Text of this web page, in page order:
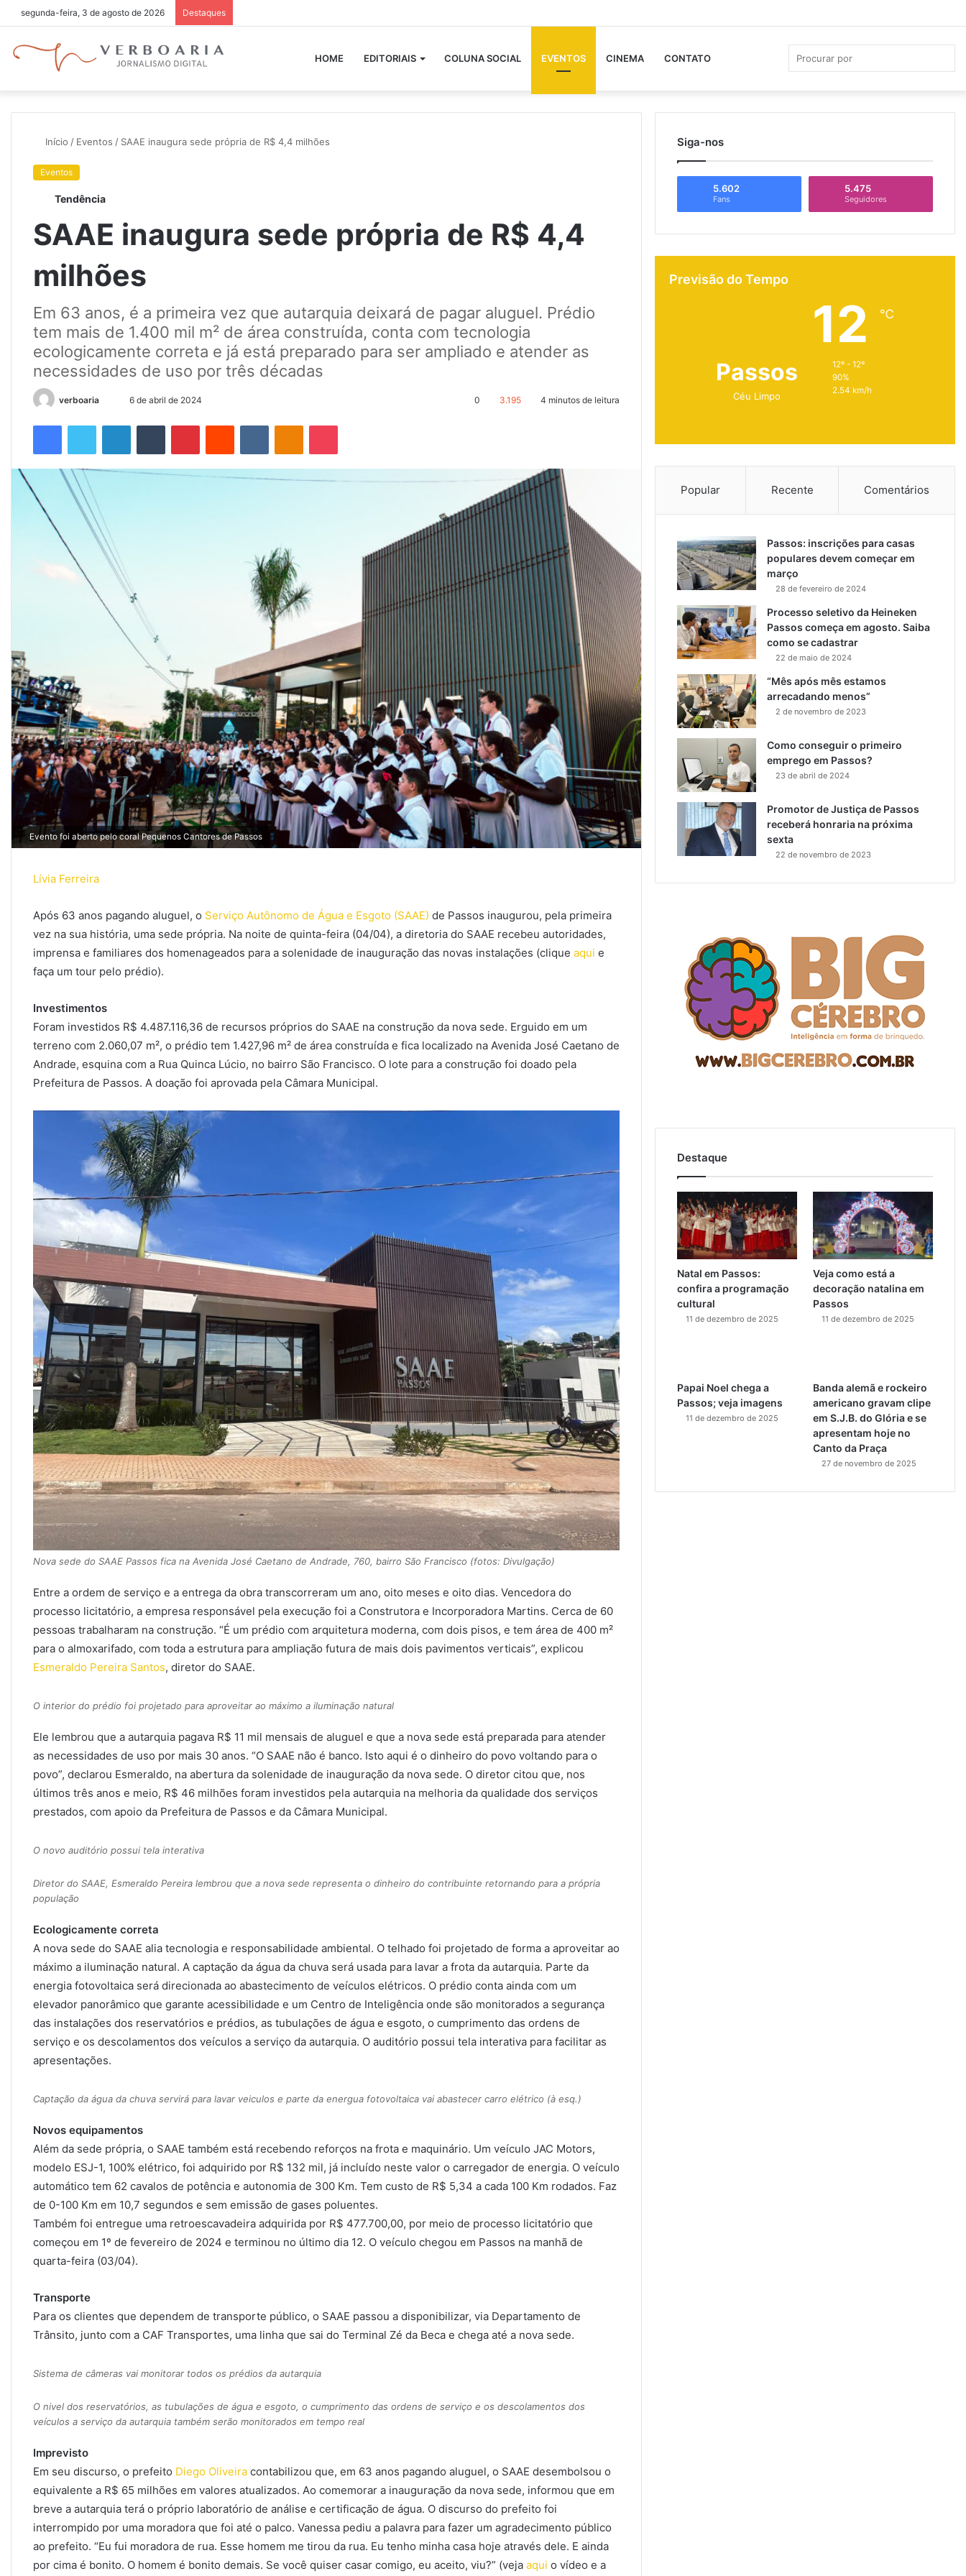
segunda-feira, 3 de agosto de 2026 Destaques
HOME EDITORIAIS COLUNA SOCIAL EVENTOS CINEMA CONTATO
Início / Eventos / SAAE inaugura sede própria de R$ 4,4 milhões
Eventos
Tendência
SAAE inaugura sede própria de R$ 4,4
milhões
Em 63 anos, é a primeira vez que autarquia deixará de pagar aluguel. Prédio
tem mais de 1.400 mil m² de área construída, conta com tecnologia
ecologicamente correta e já está preparado para ser ampliado e atender as
necessidades de uso por três décadas
verboaria
d
e
-
m
a
6 de abril de 2024 0 3.195 4 minutos de leitura
Evento foi aberto pelo coral Pequenos Cantores de Passos
Lívia Ferreira
Após 63 anos pagando aluguel, o Serviço Autônomo de Água e Esgoto (SAAE) de Passos inaugurou, pela primeira
vez na sua história, uma sede própria. Na noite de quinta-feira (04/04), a diretoria do SAAE recebeu autoridades,
imprensa e familiares dos homenageados para a solenidade de inauguração das novas instalações (clique aqui e
faça um tour pelo prédio).
Investimentos
Foram investidos R$ 4.487.116,36 de recursos próprios do SAAE na construção da nova sede. Erguido em um
terreno com 2.060,07 m², o prédio tem 1.427,96 m² de área construída e fica localizado na Avenida José Caetano de
Andrade, esquina com a Rua Quinca Lúcio, no bairro São Francisco. O lote para a construção foi doado pela
Prefeitura de Passos. A doação foi aprovada pela Câmara Municipal.
Nova sede do SAAE Passos fica na Avenida José Caetano de Andrade, 760, bairro São Francisco (fotos: Divulgação)
Entre a ordem de serviço e a entrega da obra transcorreram um ano, oito meses e oito dias. Vencedora do
processo licitatório, a empresa responsável pela execução foi a Construtora e Incorporadora Martins. Cerca de 60
pessoas trabalharam na construção. “É um prédio com arquitetura moderna, com dois pisos, e tem área de 400 m²
para o almoxarifado, com toda a estrutura para ampliação futura de mais dois pavimentos verticais”, explicou
Esmeraldo Pereira Santos, diretor do SAAE.
O interior do prédio foi projetado para aproveitar ao máximo a iluminação natural
Ele lembrou que a autarquia pagava R$ 11 mil mensais de aluguel e que a nova sede está preparada para atender
as necessidades de uso por mais 30 anos. “O SAAE não é banco. Isto aqui é o dinheiro do povo voltando para o
povo”, declarou Esmeraldo, na abertura da solenidade de inauguração da nova sede. O diretor citou que, nos
últimos três anos e meio, R$ 46 milhões foram investidos pela autarquia na melhoria da qualidade dos serviços
prestados, com apoio da Prefeitura de Passos e da Câmara Municipal.
O novo auditório possui tela interativa
Diretor do SAAE, Esmeraldo Pereira lembrou que a nova sede representa o dinheiro do contribuinte retornando para a própria
população
Ecologicamente correta
A nova sede do SAAE alia tecnologia e responsabilidade ambiental. O telhado foi projetado de forma a aproveitar ao
máximo a iluminação natural. A captação da água da chuva será usada para lavar a frota da autarquia. Parte da
energia fotovoltaica será direcionada ao abastecimento de veículos elétricos. O prédio conta ainda com um
elevador panorâmico que garante acessibilidade e um Centro de Inteligência onde são monitorados a segurança
das instalações dos reservatórios e prédios, as tubulações de água e esgoto, o cumprimento das ordens de
serviço e os descolamentos dos veículos a serviço da autarquia. O auditório possui tela interativa para facilitar as
apresentações.
Captação da água da chuva servirá para lavar veiculos e parte da energua fotovoltaica vai abastecer carro elétrico (à esq.)
Novos equipamentos
Além da sede própria, o SAAE também está recebendo reforços na frota e maquinário. Um veículo JAC Motors,
modelo ESJ-1, 100% elétrico, foi adquirido por R$ 132 mil, já incluído neste valor o carregador de energia. O veículo
automático tem 62 cavalos de potência e autonomia de 300 Km. Tem custo de R$ 5,34 a cada 100 Km rodados. Faz
de 0-100 Km em 10,7 segundos e sem emissão de gases poluentes.
Também foi entregue uma retroescavadeira adquirida por R$ 477.700,00, por meio de processo licitatório que
começou em 1º de fevereiro de 2024 e terminou no último dia 12. O veículo chegou em Passos na manhã de
quarta-feira (03/04).
Transporte
Para os clientes que dependem de transporte público, o SAAE passou a disponibilizar, via Departamento de
Trânsito, junto com a CAF Transportes, uma linha que sai do Terminal Zé da Beca e chega até a nova sede.
Sistema de câmeras vai monitorar todos os prédios da autarquia
O nivel dos reservatórios, as tubulações de água e esgoto, o cumprimento das ordens de serviço e os descolamentos dos
veículos a serviço da autarquia também serão monitorados em tempo real
Imprevisto
Em seu discurso, o prefeito Diego Oliveira contabilizou que, em 63 anos pagando aluguel, o SAAE desembolsou o
equivalente a R$ 65 milhões em valores atualizados. Ao comemorar a inauguração da nova sede, informou que em
breve a autarquia terá o próprio laboratório de análise e certificação de água. O discurso do prefeito foi
interrompido por uma moradora que foi até o palco. Vanessa pediu a palavra para fazer um agradecimento público
ao prefeito. “Eu fui moradora de rua. Esse homem me tirou da rua. Eu tenho minha casa hoje através dele. E ainda
por cima é bonito. O homem é bonito demais. Se você quiser casar comigo, eu aceito, viu?” (veja aqui o vídeo e a
Siga-nos
5.602
Fans
5.475
Seguidores
Previsão do Tempo
Passos
Céu Limpo
12 ℃
12º - 12º
90%
2.54 km/h
Popular Recente Comentários
Passos: inscrições para casas
populares devem começar em
março
28 de fevereiro de 2024
Processo seletivo da Heineken
Passos começa em agosto. Saiba
como se cadastrar
22 de maio de 2024
“Mês após mês estamos
arrecadando menos”
2 de novembro de 2023
Como conseguir o primeiro
emprego em Passos?
23 de abril de 2024
Promotor de Justiça de Passos
receberá honraria na próxima
sexta
22 de novembro de 2023
Destaque
Natal em Passos:
confira a programação
cultural
11 de dezembro de 2025
Veja como está a
decoração natalina em
Passos
11 de dezembro de 2025
Papai Noel chega a
Passos; veja imagens
11 de dezembro de 2025
Banda alemã e rockeiro
americano gravam clipe
em S.J.B. do Glória e se
apresentam hoje no
Canto da Praça
27 de novembro de 2025